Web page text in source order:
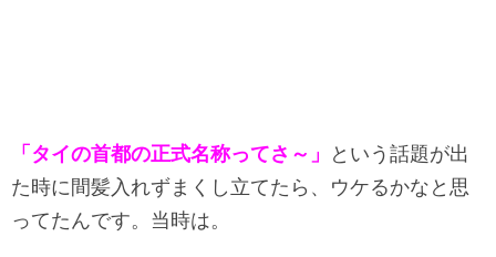
「タイの首都の正式名称ってさ～」
という話題が出
た時に間髪入れずまくし立てたら、ウケるかなと思
ってたんです。当時は。